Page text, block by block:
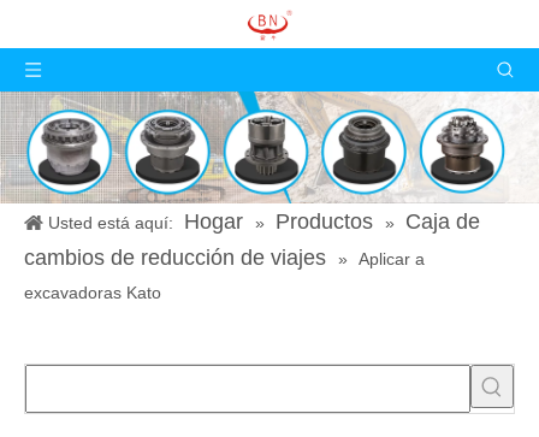
Usted está aquí: Hogar » Productos »
Caja de
cambios de reducción de viajes
»
Aplicar a
excavadoras Kato